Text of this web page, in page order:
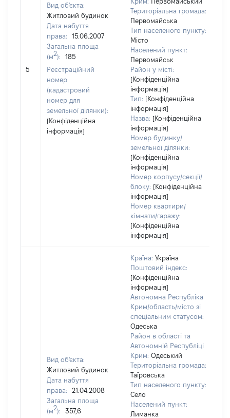
5
Вид об'єкта:
Житловий будинок
Дата набуття
права:
15.06.2007
Загальна площа
(м2):
185
Реєстраційний
номер
(кадастровий
номер для
земельної ділянки):
[Конфіденційна
інформація]
Територіальна громада:
Первомайська
Тип населеного пункту:
Місто
Населений пункт:
Первомайськ
Район у місті:
[Конфіденційна
інформація]
Тип: [Конфіденційна
інформація]
Назва: [Конфіденційна
інформація]
Номер будинку/
земельної ділянки:
[Конфіденційна
інформація]
Номер корпусу/секції/
блоку: [Конфіденційна
інформація]
Номер квартири/
кімнати/гаражу:
[Конфіденційна
інформація]
Вид об'єкта:
Житловий будинок
Дата набуття
права:
21.04.2008
Загальна площа
(м2):
357,6
Країна: Україна
Поштовий індекс:
[Конфіденційна
інформація]
Автономна Республіка
Крим/область/місто зі
спеціальним статусом:
Одеська
Район в області та
Автономній Республіці
Крим: Одеський
Територіальна громада:
Таїровська
Тип населеного пункту:
Село
Населений пункт:
Лиманка